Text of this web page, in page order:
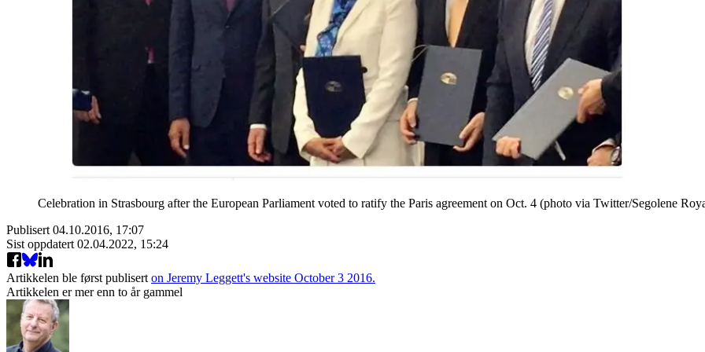
Celebration in Strasbourg after the European Parliament voted to ratify the Paris agreement on Oct. 4 (photo via Twitter/Segolene
Publisert 04.10.2016, 17:07
Sist oppdatert 02.04.2022, 15:24
Artikkelen ble først publisert on Jeremy Leggett's website October 3 2016.
Artikkelen er mer enn to år gammel